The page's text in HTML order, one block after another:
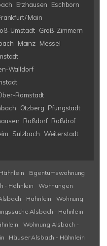
Erzhausen
Eschborn
Main
Umstadt Groß-Zimmern
Mainz Messel
Walldorf
Ramstadt
Otzberg Pfungstadt
Roßdorf Roßdrof
Sulzbach Weiterstadt
Eigentumswohnung
- Hähnlein
Wohnungen
- Hähnlein
Wohnung
Alsbach - Hähnlein
Wohnung Alsbach -
Häuser Alsbach - Hähnlein